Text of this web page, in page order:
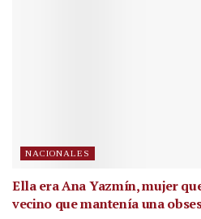
NACIONALES
Ella era Ana Yazmín, mujer
vecino que mantenía una